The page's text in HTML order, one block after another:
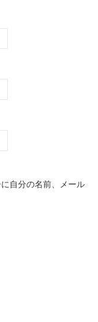
自分の名前、メール